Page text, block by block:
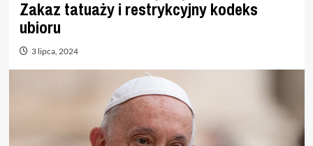
Zakaz tatuaży i restrykcyjny kodeks
ubioru
3 lipca, 2024